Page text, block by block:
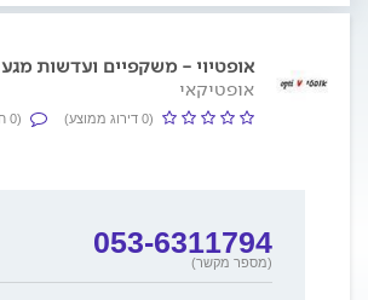
אופטיוי - משקפיים ועדשות מגע
אופטיקאי
(0 דירוג ממוצע) (0 חוות דעת)
053-6311794
(מספר מקשר)